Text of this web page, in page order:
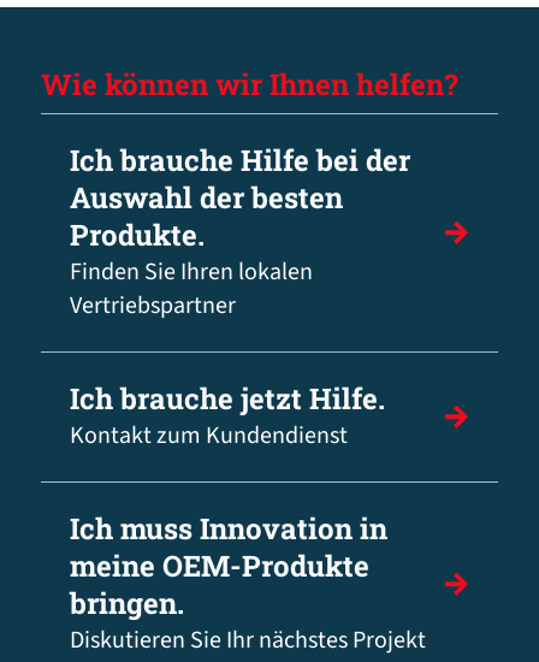
Wie können wir Ihnen helfen?
Ich brauche Hilfe bei der
Auswahl der besten
Produkte.
Finden Sie Ihren lokalen
Vertriebspartner
Ich brauche jetzt Hilfe.
Kontakt zum Kundendienst
Ich muss Innovation in
meine OEM-Produkte
bringen.
Diskutieren Sie Ihr nächstes Projekt